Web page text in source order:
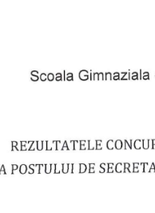
◎ 2025
◎ 2020